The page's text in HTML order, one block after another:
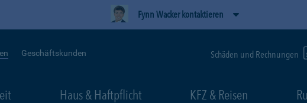
Fynn Wacker kontaktieren
Geschäftskunden Schäden und Rechnungen
Haus & Haftpflicht KFZ & Reisen